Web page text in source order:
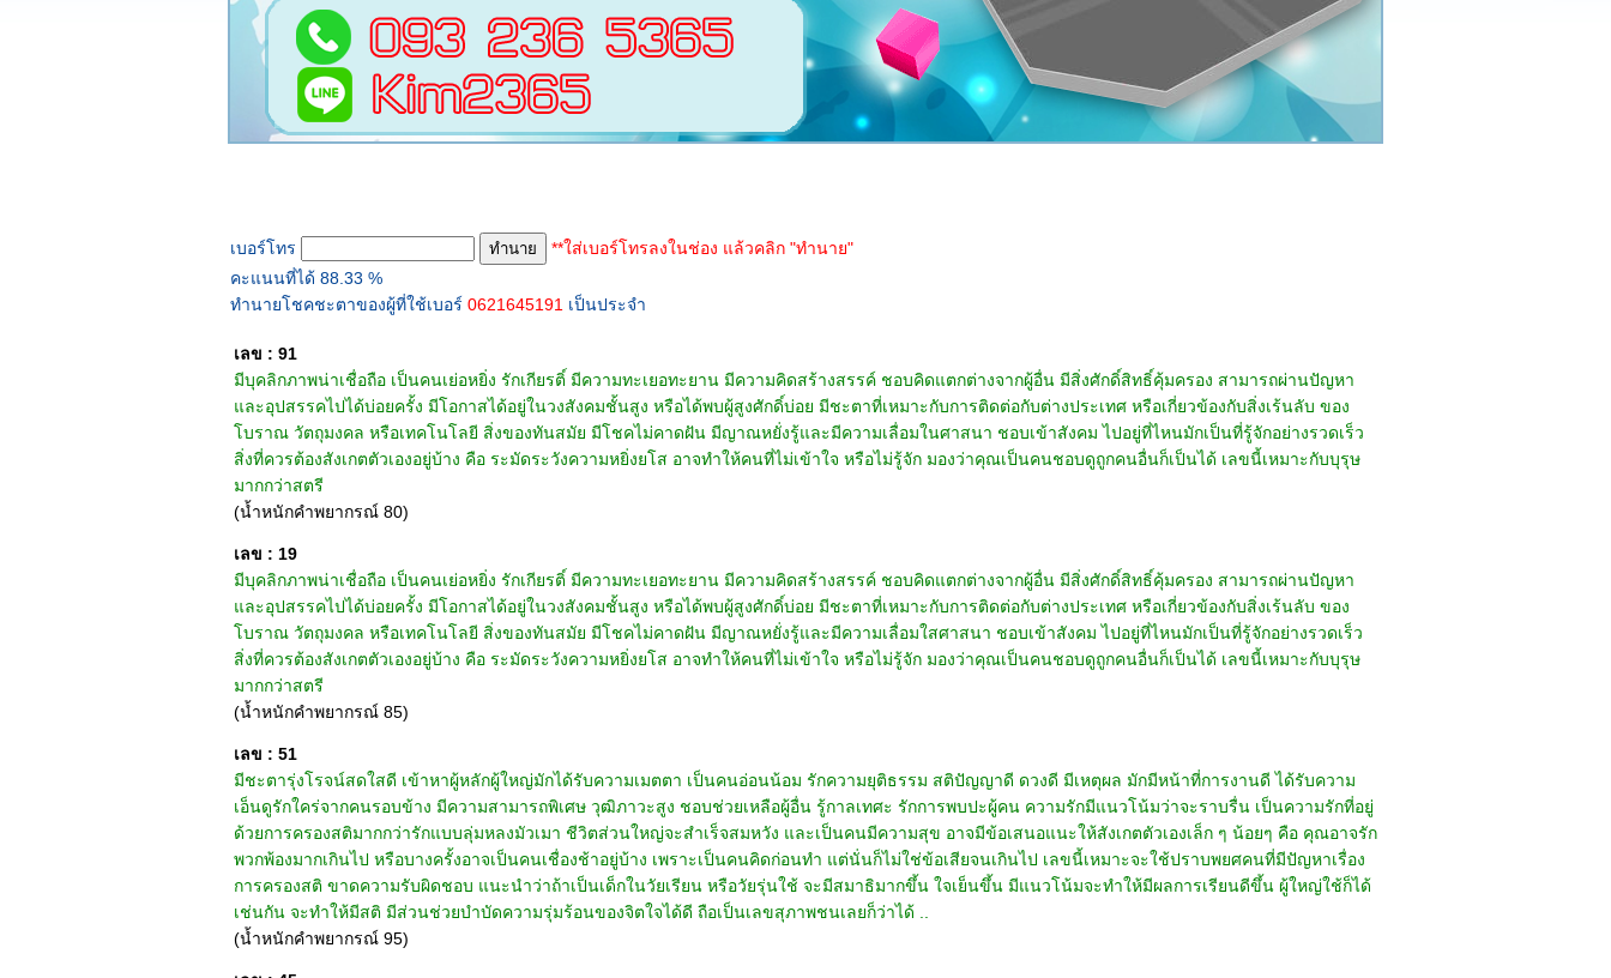
เบอร์โทร
**ใส่เบอร์โทรลงในช่อง แล้วคลิก "ทำนาย"
คะแนนที่ได้ 88.33 %
ทำนายโชคชะตาของผู้ที่ใช้เบอร์ 0621645191 เป็นประจำ
เลข : 91
มีบุคลิกภาพน่าเชื่อถือ เป็นคนเย่อหยิ่ง รักเกียรติ์ มีความทะเยอทะยาน มีความคิดสร้างสรรค์ ชอบคิดแตกต่างจากผู้อื่น มีสิ่งศักดิ์สิทธิ์คุ้มครอง สามารถผ่านปัญหา
และอุปสรรคไปได้บ่อยครั้ง มีโอกาสได้อยู่ในวงสังคมชั้นสูง หรือได้พบผู้สูงศักดิ์บ่อย มีชะตาที่เหมาะกับการติดต่อกับต่างประเทศ หรือเกี่ยวข้องกับสิ่งเร้นลับ ของ
โบราณ วัตถุมงคล หรือเทคโนโลยี สิ่งของทันสมัย มีโชคไม่คาดฝัน มีญาณหยั่งรู้และมีความเลื่อมในศาสนา ชอบเข้าสังคม ไปอยู่ที่ไหนมักเป็นที่รู้จักอย่างรวดเร็ว
สิ่งที่ควรต้องสังเกตตัวเองอยู่บ้าง คือ ระมัดระวังความหยิ่งยโส อาจทำให้คนที่ไม่เข้าใจ หรือไม่รู้จัก มองว่าคุณเป็นคนชอบดูถูกคนอื่นก็เป็นได้ เลขนี้เหมาะกับบุรุษ
มากกว่าสตรี
(น้ำหนักคำพยากรณ์ 80)
เลข : 19
มีบุคลิกภาพน่าเชื่อถือ เป็นคนเย่อหยิ่ง รักเกียรติ์ มีความทะเยอทะยาน มีความคิดสร้างสรรค์ ชอบคิดแตกต่างจากผู้อื่น มีสิ่งศักดิ์สิทธิ์คุ้มครอง สามารถผ่านปัญหา
และอุปสรรคไปได้บ่อยครั้ง มีโอกาสได้อยู่ในวงสังคมชั้นสูง หรือได้พบผู้สูงศักดิ์บ่อย มีชะตาที่เหมาะกับการติดต่อกับต่างประเทศ หรือเกี่ยวข้องกับสิ่งเร้นลับ ของ
โบราณ วัตถุมงคล หรือเทคโนโลยี สิ่งของทันสมัย มีโชคไม่คาดฝัน มีญาณหยั่งรู้และมีความเลื่อมใสศาสนา ชอบเข้าสังคม ไปอยู่ที่ไหนมักเป็นที่รู้จักอย่างรวดเร็ว
สิ่งที่ควรต้องสังเกตตัวเองอยู่บ้าง คือ ระมัดระวังความหยิ่งยโส อาจทำให้คนที่ไม่เข้าใจ หรือไม่รู้จัก มองว่าคุณเป็นคนชอบดูถูกคนอื่นก็เป็นได้ เลขนี้เหมาะกับบุรุษ
มากกว่าสตรี
(น้ำหนักคำพยากรณ์ 85)
เลข : 51
มีชะตารุ่งโรจน์สดใสดี เข้าหาผู้หลักผู้ใหญ่มักได้รับความเมตตา เป็นคนอ่อนน้อม รักความยุติธรรม สติปัญญาดี ดวงดี มีเหตุผล มักมีหน้าที่การงานดี ได้รับความ
เอ็นดูรักใคร่จากคนรอบข้าง มีความสามารถพิเศษ วุฒิภาวะสูง ชอบช่วยเหลือผู้อื่น รู้กาลเทศะ รักการพบปะผู้คน ความรักมีแนวโน้มว่าจะราบรื่น เป็นความรักที่อยู่
ด้วยการครองสติมากกว่ารักแบบลุ่มหลงมัวเมา ชีวิตส่วนใหญ่จะสำเร็จสมหวัง และเป็นคนมีความสุข อาจมีข้อเสนอแนะให้สังเกตตัวเองเล็ก ๆ น้อยๆ คือ คุณอาจรัก
พวกพ้องมากเกินไป หรือบางครั้งอาจเป็นคนเชื่องช้าอยู่บ้าง เพราะเป็นคนคิดก่อนทำ แต่นั่นก็ไม่ใช่ข้อเสียจนเกินไป เลขนี้เหมาะจะใช้ปราบพยศคนที่มีปัญหาเรื่อง
การครองสติ ขาดความรับผิดชอบ แนะนำว่าถ้าเป็นเด็กในวัยเรียน หรือวัยรุ่นใช้ จะมีสมาธิมากขึ้น ใจเย็นขึ้น มีแนวโน้มจะทำให้มีผลการเรียนดีขึ้น ผู้ใหญ่ใช้ก็ได้
เช่นกัน จะทำให้มีสติ มีส่วนช่วยบำบัดความรุ่มร้อนของจิตใจได้ดี ถือเป็นเลขสุภาพชนเลยก็ว่าได้ ..
(น้ำหนักคำพยากรณ์ 95)